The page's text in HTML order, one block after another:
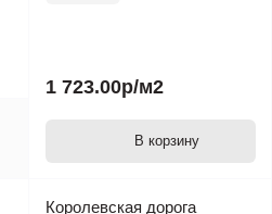
1 723.00р/м2
В корзину
Королевская дорога